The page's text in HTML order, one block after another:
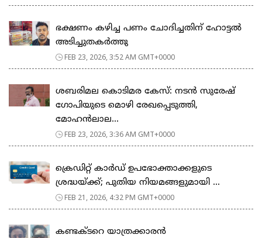
ഭക്ഷണം കഴിച്ച പണം ചോദിച്ചതിന് ഹോട്ടൽ
അടിച്ചുതകർത്തു
FEB 23, 2026, 3:52 AM GMT+0000
ശബരിമല കൊടിമര കേസ്: നടൻ സുരേഷ്
ഗോപിയുടെ മൊഴി രേഖപ്പെടുത്തി,
മോഹൻലാല...
FEB 23, 2026, 3:36 AM GMT+0000
ക്രെഡിറ്റ് കാർഡ് ഉപഭോക്താക്കളുടെ
ശ്രദ്ധയ്ക്ക്; പുതിയ നിയമങ്ങളുമായി ...
FEB 21, 2026, 4:32 PM GMT+0000
കണ്ടക്ടറെ യാത്രക്കാരൻ